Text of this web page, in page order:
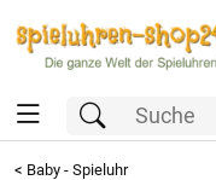
< Baby - Spieluhr